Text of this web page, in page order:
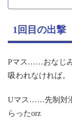
1回目の出撃
Pマス……おなじ
吸われなければ。
Uマス……先制対
らったorz